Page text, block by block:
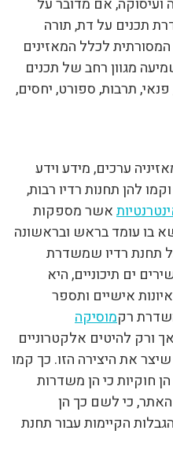
ועיסוקה, אם מדובר על
תכנים על דת, תורה
לכלל המאזינים
מגוון רחב של תכנים
תרבות, ספורט, יחסים,
ערכים, מידע וידע
להן תחנות רדיו רבות,
אשר מספקות
בו עומד בראש ובראשונה
תחנת רדיו שמשדרת
ים תיכוניים, היא
אישיים ותספר
רקמוסיקה
ורק להיטים אלקטרוניים
ותספר אודות אותו יוצר או DJ שיצר את היצירה הזו. כך קמו
חוקיות כי הן משדרות
כי לשם כך הן
הקיימות עבור תחנת